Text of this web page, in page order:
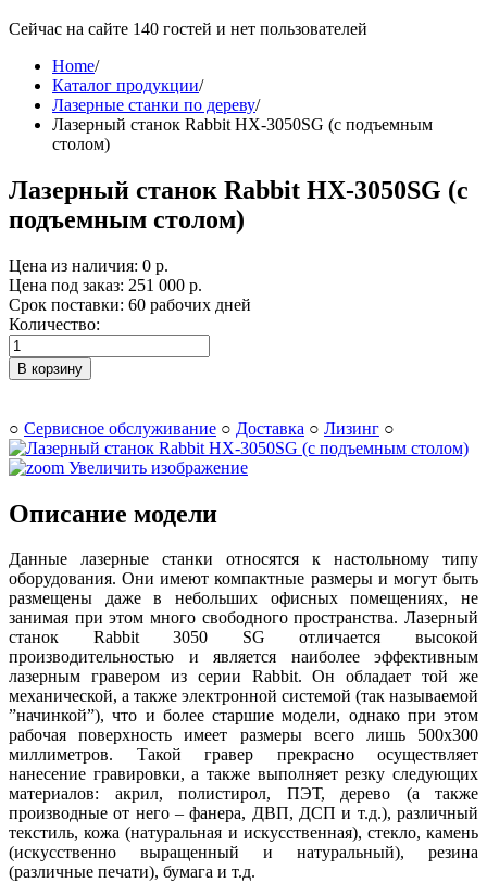
Сейчас на сайте 140 гостей и нет пользователей
Home/
Каталог продукции/
Лазерные станки по дереву/
Лазерный станок Rabbit НХ-3050SG (с подъемным
столом)
Лазерный станок Rabbit НХ-3050SG (с
подъемным столом)
Цена из наличия: 0 р.
Цена под заказ: 251 000 р.
Срок поставки: 60 рабочих дней
Количество:
В корзину
○ Сервисное обслуживание ○ Доставка ○ Лизинг ○
Увеличить изображение
Описание модели
Данные лазерные станки относятся к настольному типу
оборудования. Они имеют компактные размеры и могут быть
размещены даже в небольших офисных помещениях, не
занимая при этом много свободного пространства. Лазерный
станок Rabbit 3050 SG отличается высокой
производительностью и является наиболее эффективным
лазерным гравером из серии Rabbit. Он обладает той же
механической, а также электронной системой (так называемой
”начинкой”), что и более старшие модели, однако при этом
рабочая поверхность имеет размеры всего лишь 500х300
миллиметров. Такой гравер прекрасно осуществляет
нанесение гравировки, а также выполняет резку следующих
материалов: акрил, полистирол, ПЭТ, дерево (а также
производные от него – фанера, ДВП, ДСП и т.д.), различный
текстиль, кожа (натуральная и искусственная), стекло, камень
(искусственно выращенный и натуральный), резина
(различные печати), бумага и т.д.